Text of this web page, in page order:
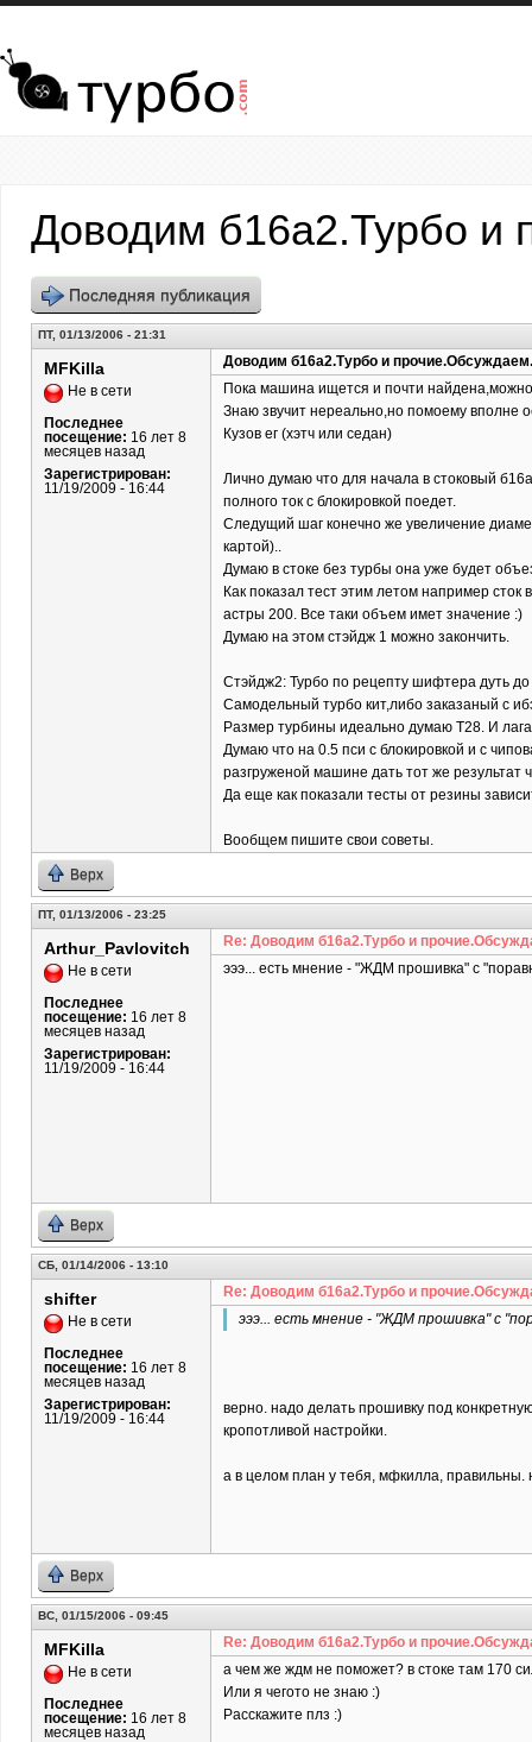
Перейти к основному содержанию
Доводим б16а2.Турбо и
Последняя публикация
ПТ, 01/13/2006 - 21:31
MFKilla
Не в сети
Последнее
посещение: 16 лет 8
месяцев назад
Зарегистрирован:
11/19/2009 - 16:44
Доводим б16а2.Турбо и прочие.Обсуждаем.
Пока машина ищется и почти найдена,можно
Знаю звучит нереально,но помоему вполне
Кузов ег (хэтч или седан)
Лично думаю что для начала в стоковый
полного ток с блокировкой поедет.
Следущий шаг конечно же увеличение
картой)..
Думаю в стоке без турбы она уже будет
Как показал тест этим летом например сток
астры 200. Все таки объем имет значение :)
Думаю на этом стэйдж 1 можно закончить.
Стэйдж2: Турбо по рецепту шифтера дуть
Самодельный турбо кит,либо заказаный с
Размер турбины идеально думаю Т28. И лага
Думаю что на 0.5 пси с блокировкой и с
разгруженой машине дать тот же результат
Да еще как показали тесты от резины
Вообщем пишите свои советы.
Верх
ПТ, 01/13/2006 - 23:25
Arthur_Pavlovitch
Не в сети
Последнее
посещение: 16 лет 8
месяцев назад
Зарегистрирован:
11/19/2009 - 16:44
Re: Доводим б16а2.Турбо и
эээ... есть мнение - "ЖДМ прошивка" с
Верх
СБ, 01/14/2006 - 13:10
shifter
Не в сети
Последнее
посещение: 16 лет 8
месяцев назад
Зарегистрирован:
11/19/2009 - 16:44
Re: Доводим б16а2.Турбо и
эээ... есть мнение - "ЖДМ прошивка" с
верно. надо делать прошивку под
кропотливой настройки.
а в целом план у тебя, мфкилла, правильны.
Верх
ВС, 01/15/2006 - 09:45
MFKilla
Не в сети
Последнее
посещение: 16 лет 8
месяцев назад
Re: Доводим б16а2.Турбо и
а чем же ждм не поможет? в стоке там 170
Или я чегото не знаю :)
Расскажите плз :)